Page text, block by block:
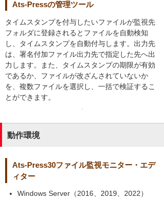
Ats-Pressの管理ツール
タイムスタンプを付与したいファイルが監視先
フォルダに登録されるとファイルを自動検知
し、タイムスタンプを自動付与します。出力先
は、署名付加ファイル出力先で指定した先へ出
力します。また、タイムスタンプの期限が有効
であるか、ファイルが改ざんされていないか
を、複数ファイルを選択し、一括で検証するこ
とができます。
動作環境
Ats-Press30ファイル監視モニター・エデ
ィター
Windows Server（2016、2019、2022）